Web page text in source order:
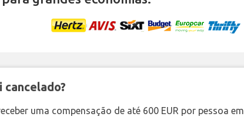
uma compensação de até 600 EUR por pessoa em